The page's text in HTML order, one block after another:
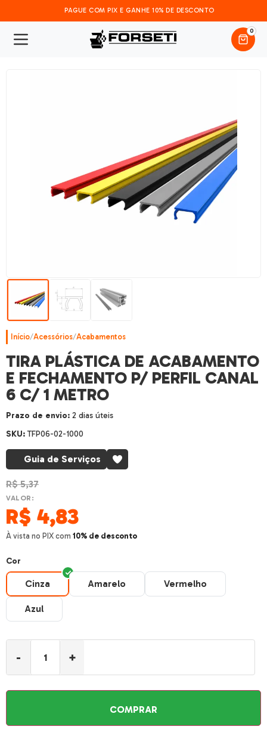
PAGUE COM PIX E GANHE 10% DE DESCONTO
0
Início/Acessórios/Acabamentos
TIRA PLÁSTICA DE ACABAMENTO
E FECHAMENTO P/ PERFIL CANAL
6 C/ 1 METRO
Prazo de envio: 2 dias úteis
SKU:TFP06-02-1000
Guia de Serviços
R$5,37
VALOR:
R$ 4,83
À vista no PIX com 10% de desconto
Cor
Cinza Amarelo Vermelho
Azul
- +
COMPRAR